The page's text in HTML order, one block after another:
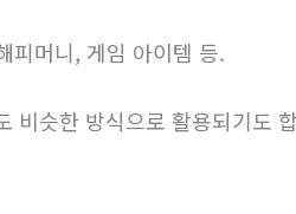
피머니, 게임 아이템 등.
비슷한 방식으로 활용되기도